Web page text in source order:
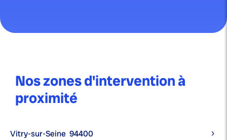
Nos zones d'intervention à
proximité
Vitry-sur-Seine 94400